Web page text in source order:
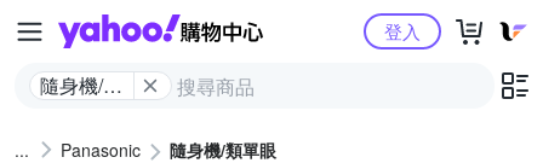
Yahoo購物中心
隨身機/類
登入
Panasonic 隨身機/類單眼